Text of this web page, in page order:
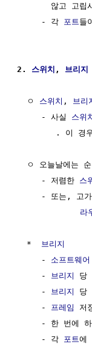
않고 고립
     - 각
포트 들
2. 스위치 , 브리지
  ㅇ
스위치 , 브리
     - 사실
스위
. 이 경
ㅇ 오늘날에는
     - 저렴한
스
- 또는, 고
라
  *
브리지
     -
소프트웨어
     -
브리지 당
     -
브리지 당
     -
프레임
저
- 한 번에
     - 각
포트에